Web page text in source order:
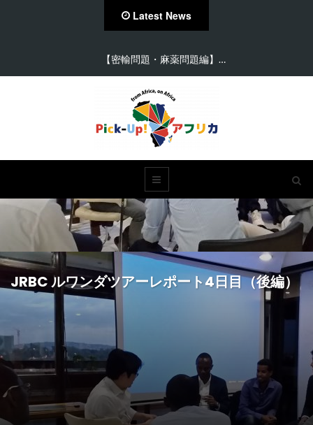
Latest News
2030年W杯に向けて沸…
JRBC ルワンダツアーレポート4日目（後編）